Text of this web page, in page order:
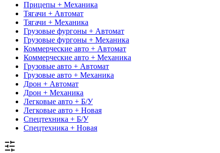
Прицепы + Механика
Тягачи + Автомат
Тягачи + Механика
Грузовые фургоны + Автомат
Грузовые фургоны + Механика
Коммерческие авто + Автомат
Коммерческие авто + Механика
Грузовые авто + Автомат
Грузовые авто + Механика
Дрон + Автомат
Дрон + Механика
Легковые авто + Б/У
Легковые авто + Новая
Спецтехника + Б/У
Спецтехника + Новая